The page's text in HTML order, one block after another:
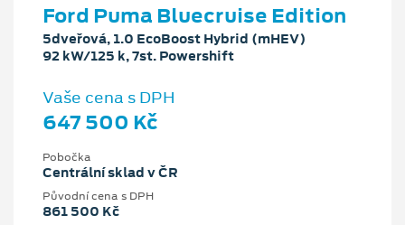
Ford Puma Bluecruise Edition
5dveřová, 1.0 EcoBoost Hybrid (mHEV)
92 kW/125 k, 7st. Powershift
Vaše cena s DPH
647 500 Kč
Pobočka
Centrální sklad v ČR
Původní cena s DPH
861 500 Kč